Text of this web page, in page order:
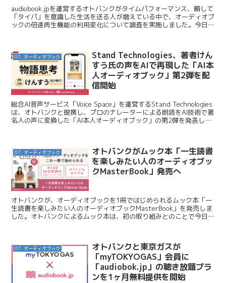
audiobook.jpを運営するオトバンクがタイムパフォーマンス、略して
「タイパ」を意識した生活を送る人が増えている中で、オーディオブ
ックの倍速再生機能の利用変化について調査を実施しました。今日は
07. オーディオブック
Stand Technologies、著者けん
すう氏の声をAIで再現した「AI本
人オーディオブック」第2弾を配
信開始
総合AI音声サービス「Voice Space」を運営するStand Technologies
は、オトバンクと提携し、プロのナレーターによる朗読をAI技術で著
名人の声に変換した「AI本人オーディオブック」の第2弾を発表し
07. オーディオブック
オトバンクがムック本「一生読書
を楽しみたい人のオーディオブッ
クMasterBook」発売へ
オトバンクが、オーディオブックを1冊ではじめられるムック本「一
生読書を楽しみたい人のオーディオブックMasterBook」を発売しま
した。オトバンクによるムック本は、初の取り組みとのことで今日は
07. オーディオブック
オトバンクと東京ガスが
「myTOKYOGAS」会員に
「audiobok.jp」の聴き放題プラ
ンを1ヶ月無料提供を開始